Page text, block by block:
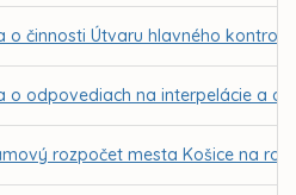
o činnosti Útvaru hlavného
o odpovediach na interpelácie a
rozpočet mesta Košice na roky